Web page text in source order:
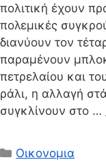
πολιτική έχουν
πολεμικές
διανύουν τον
παραμένουν
πετρελαίου και
ράλι, η αλλαγή
συγκλίνουν στο …
Κατηγορίες
Οικονομια